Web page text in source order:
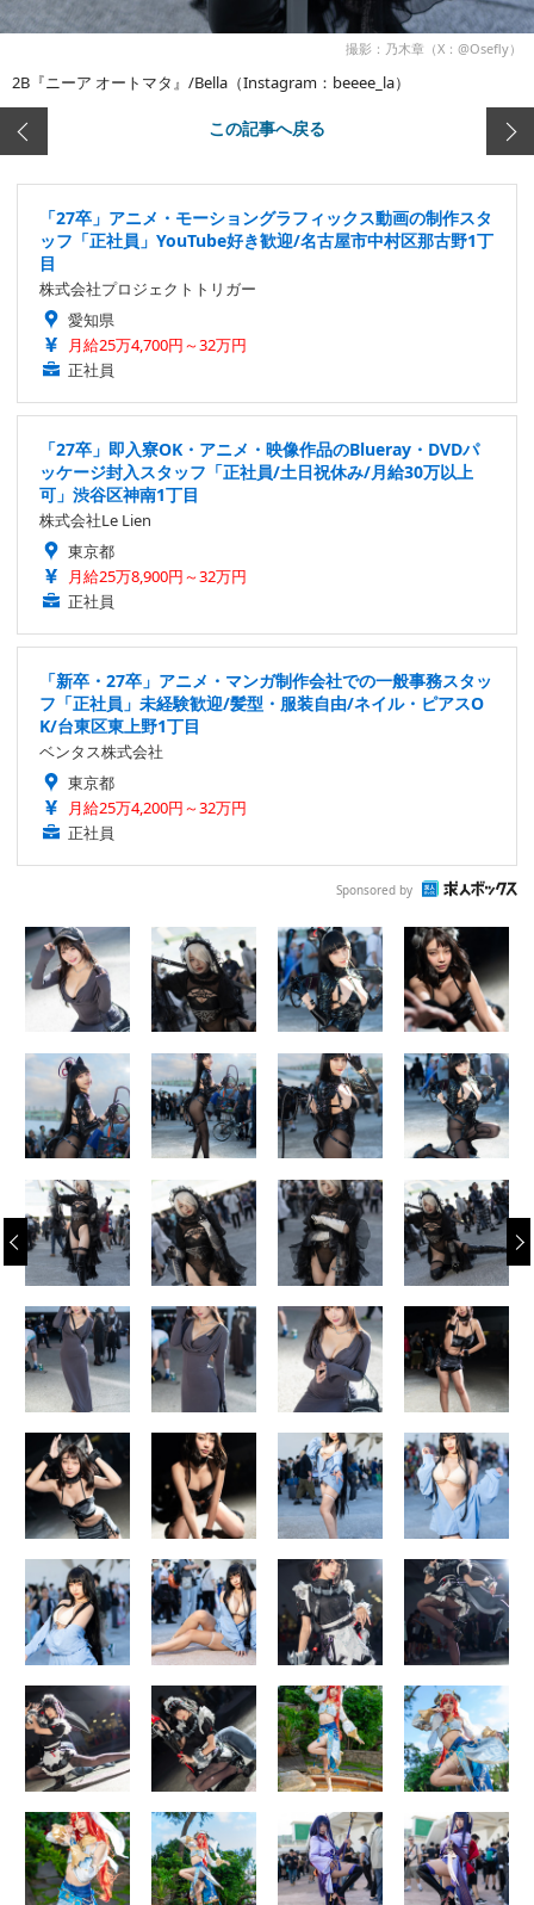
撮影：乃木章（X：@Osefly）
2B『ニーア オートマタ』/Bella（Instagram：beeee_la）
この記事へ戻る
「27卒」アニメ・モーショングラフィックス動画の制作スタ
ッフ「正社員」YouTube好き歓迎/名古屋市中村区那古野1丁
目
株式会社プロジェクトトリガー
愛知県
月給25万4,700円～32万円
正社員
「27卒」即入寮OK・アニメ・映像作品のBlueray・DVDパ
ッケージ封入スタッフ「正社員/土日祝休み/月給30万以上
可」渋谷区神南1丁目
株式会社Le Lien
東京都
月給25万8,900円～32万円
正社員
「新卒・27卒」アニメ・マンガ制作会社での一般事務スタッ
フ「正社員」未経験歓迎/髪型・服装自由/ネイル・ピアスO
K/台東区東上野1丁目
ベンタス株式会社
東京都
月給25万4,200円～32万円
正社員
Sponsored by
‹